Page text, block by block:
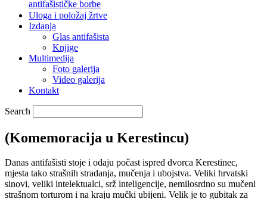
antifašističke borbe
Uloga i položaj žrtve
Izdanja
Glas antifašista
Knjige
Multimedija
Foto galerija
Video galerija
Kontakt
Search
(Komemoracija u Kerestincu)
Danas antifašisti stoje i odaju počast ispred dvorca Kerestinec,
mjesta tako strašnih stradanja, mučenja i ubojstva. Veliki hrvatski
sinovi, veliki intelektualci, srž inteligencije, nemilosrdno su mučeni
strašnom torturom i na kraju mučki ubijeni. Velik je to gubitak za